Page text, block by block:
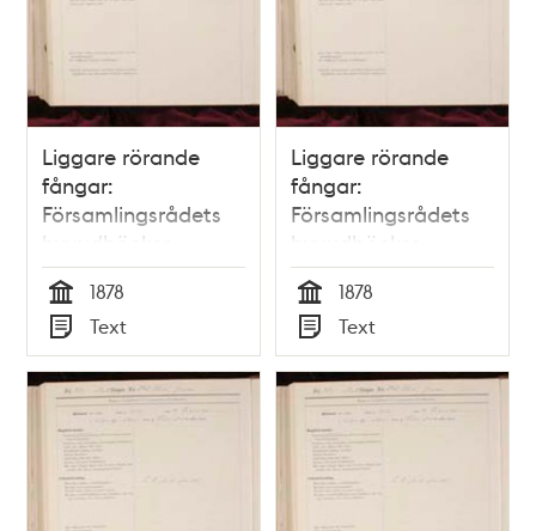
Liggare rörande
fångar:
Församlingsrådets
huvudböcker
(biografiböcker),
volym 21
Tid
1878
Typ
Text
Liggare rörande
fångar:
Församlingsrådets
huvudböcker
(biografiböcker),
volym 7
Tid
1878
Typ
Text